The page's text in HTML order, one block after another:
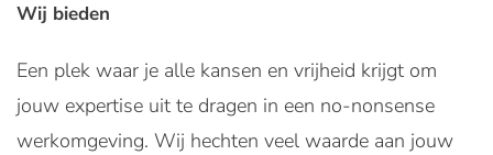
Wij bieden
Een plek waar je alle kansen en vrijheid krijgt om
jouw expertise uit te dragen in een no-nonsense
werkomgeving. Wij hechten veel waarde aan jouw